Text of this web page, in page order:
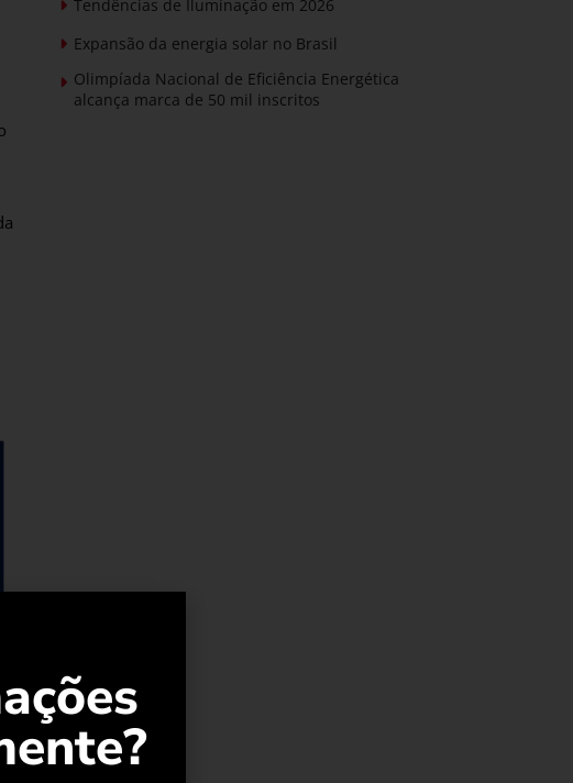
Tendências de Iluminação em 2026
Expansão da energia solar no Brasil
Olimpíada Nacional de Eficiência Energética
alcança marca de 50 mil inscritos